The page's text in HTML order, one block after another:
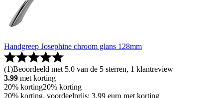
Handgreep Josephine chroom glans 128mm
(1)Beoordeeld met 5.0 van de 5 sterren, 1 klantreview
3.99 met korting
20% korting20% korting
20% korting, voordeelprijs: 3.99 euro met korting